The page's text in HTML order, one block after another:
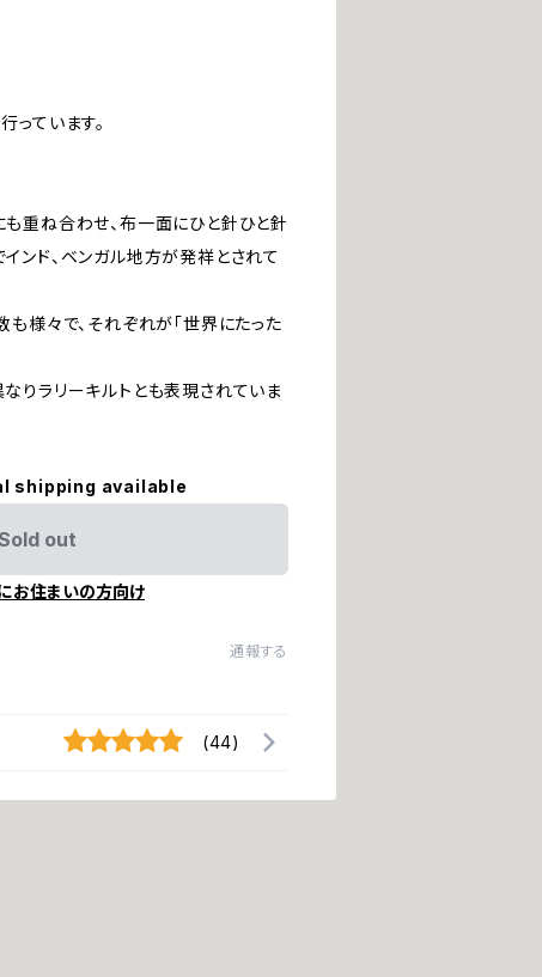
っています。
重ね合わせ、布一面にひと針ひと針
ンド、ベンガル地方が発祥とされて
も様々で、それぞれが「世界にたった
りラリーキルトとも表現されていま
shipping available
out
お住まいの方向け
通報する
(44)